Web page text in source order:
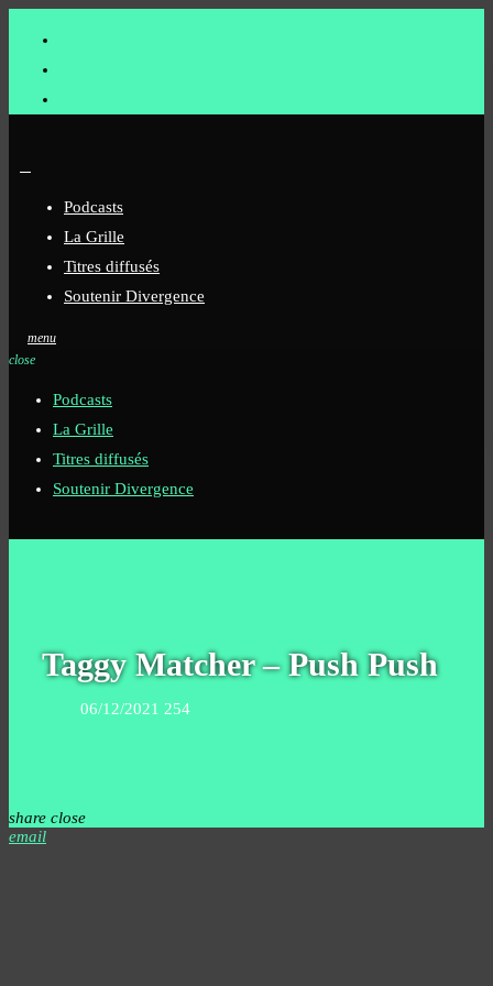
Podcasts
La Grille
Titres diffusés
Soutenir Divergence
menu
close
Podcasts
La Grille
Titres diffusés
Soutenir Divergence
Taggy Matcher – Push Push
06/12/2021 254
share close
email